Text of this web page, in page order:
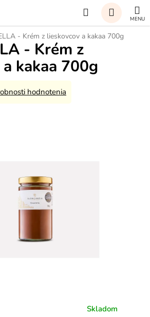
Hľadať
- Krém z lieskovcov a kakaa 700g
Skladom
- Krém z
kakaa 700g
hodnotenia